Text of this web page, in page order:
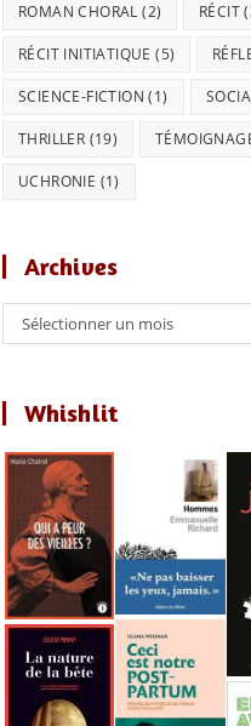
ROMAN CHORAL (2) RÉCIT
RÉCIT INITIATIQUE (5)
SCIENCE-FICTION (1)
THRILLER (19)
UCHRONIE (1)
Archives
Archives
Sélectionner un mois
Whishlit